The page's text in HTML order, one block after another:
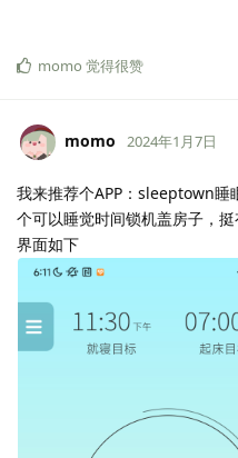
momo 觉得很赞
momo 2024年1月7日
我来推荐个APP：sleeptown
个可以睡觉时间锁机盖房子，挺
界面如下